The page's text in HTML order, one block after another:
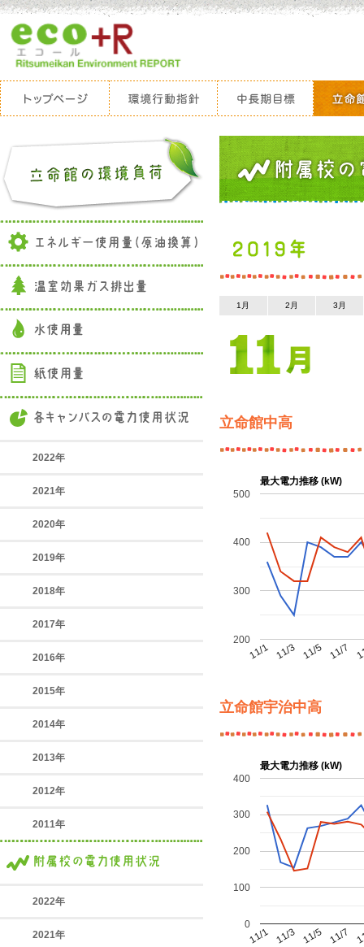
1月 2月 3月
立命館中高
最大電力推移 (kW)
11/1 11/3 11/5 11/7
200
300
400
500
立命館宇治中高
最大電力推移 (kW)
11/1 11/3 11/5 11/7
0
100
200
300
400
2022年
2021年
2020年
2019年
2018年
2017年
2016年
2015年
2014年
2013年
2012年
2011年
2022年
2021年